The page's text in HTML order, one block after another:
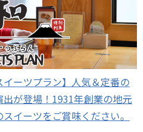
イーツプラン】人気＆定番の
が登場！1931年創業の地元
イーツをご賞味ください。